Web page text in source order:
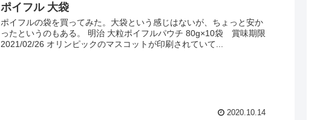
ポイフル 大袋
ポイフルの袋を買ってみた。大袋という感じはないが、ちょっと安か
ったというのもある。 明治 大粒ポイフルパウチ 80g×10袋 賞味期限
2021/02/26 オリンピックのマスコットが印刷されていて...
2020.10.14